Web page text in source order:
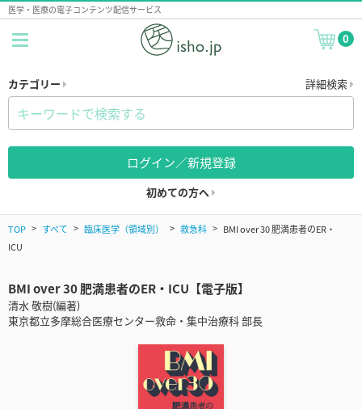
医学・医療の電子コンテンツ配信サービス
0
カテゴリー 詳細検索
ログイン／新規登録
初めての方へ
TOP すべて 臨床医学（領域別） 救急科
BMI over 30 肥満患者のER・
ICU
BMI over 30 肥満患者のER・ICU【電子版】
清水 敬樹(編著)
東京都立多摩総合医療センター救命・集中治療科 部長